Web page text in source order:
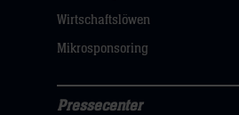
Wirtschaftslöwen
Mikrosponsoring
Pressecenter